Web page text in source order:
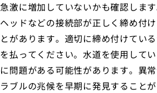
激に増加していないかも確認しま
ッドなどの接続部が正しく締め付
があります。適切に締め付けてい
払ってください。水道を使用して
問題がある可能性があります。異
ブルの兆候を早期に発見すること